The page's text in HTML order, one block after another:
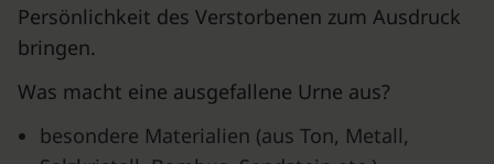
Persönlichkeit des Verstorbenen zum Ausdruck
bringen.
Was macht eine ausgefallene Urne aus?
besondere Materialien (aus Ton, Metall,